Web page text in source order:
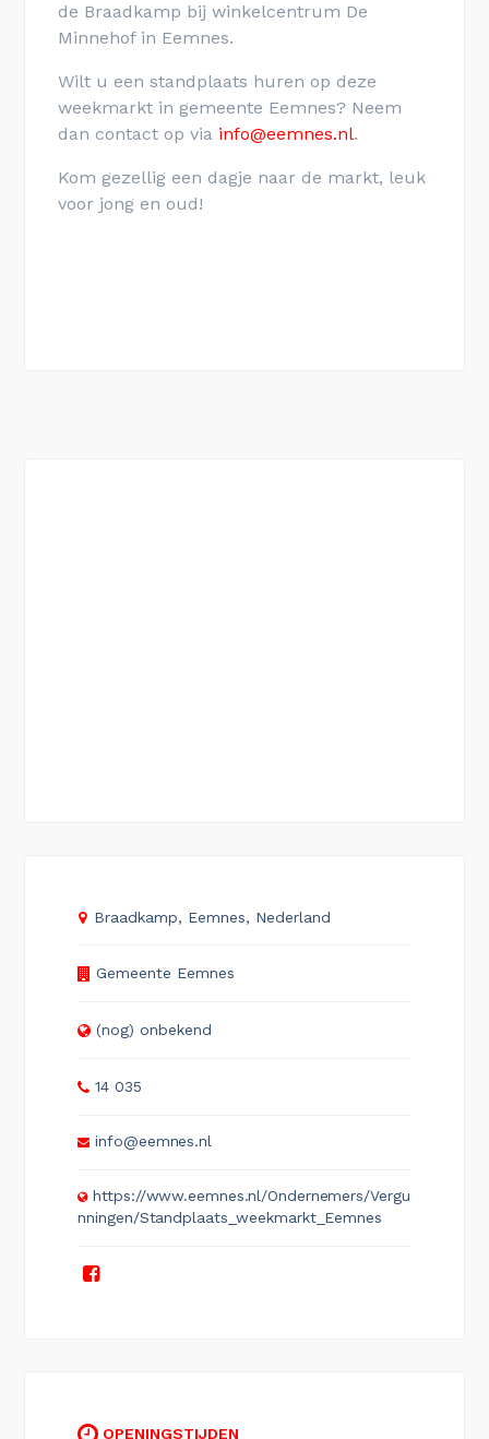
de Braadkamp bij winkelcentrum De
Minnehof in Eemnes.
Wilt u een standplaats huren op deze
weekmarkt in gemeente Eemnes? Neem
dan contact op via info@eemnes.nl.
Kom gezellig een dagje naar de markt, leuk
voor jong en oud!
Braadkamp, Eemnes, Nederland
Gemeente Eemnes
(nog) onbekend
14 035
info@eemnes.nl
https://www.eemnes.nl/Ondernemers/Vergu
nningen/Standplaats_weekmarkt_Eemnes
OPENINGSTIJDEN